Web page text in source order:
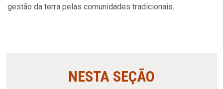
gestão da terra pelas comunidades tradicionais.
NESTA SEÇÃO